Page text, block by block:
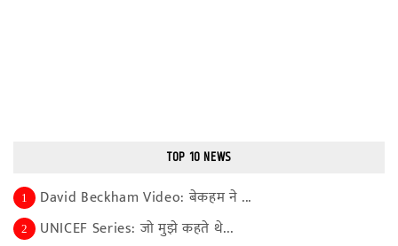
TOP 10 NEWS
1 David Beckham Video: बेकहम ने ...
2 UNICEF Series: जो मुझे कहते थे...